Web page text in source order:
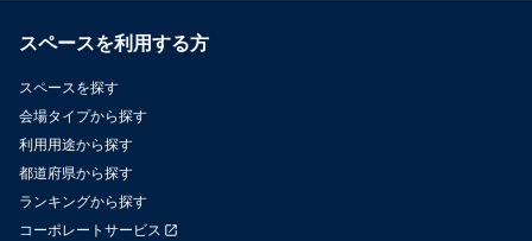
スペースを利用する方
スペースを探す
会場タイプから探す
利用用途から探す
都道府県から探す
ランキングから探す
コーポレートサービス